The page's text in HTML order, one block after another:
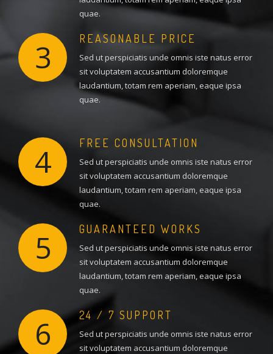
quae.
3 REASONABLE PRICE
Sed ut perspiciatis unde omnis iste natus error
sit voluptatem accusantium doloremque
laudantium, totam rem aperiam, eaque ipsa
quae.
4 FREE CONSULTATION
Sed ut perspiciatis unde omnis iste natus error
sit voluptatem accusantium doloremque
laudantium, totam rem aperiam, eaque ipsa
quae.
5 GUARANTEED WORKS
Sed ut perspiciatis unde omnis iste natus error
sit voluptatem accusantium doloremque
laudantium, totam rem aperiam, eaque ipsa
quae.
6 24 / 7 SUPPORT
Sed ut perspiciatis unde omnis iste natus error
sit voluptatem accusantium doloremque